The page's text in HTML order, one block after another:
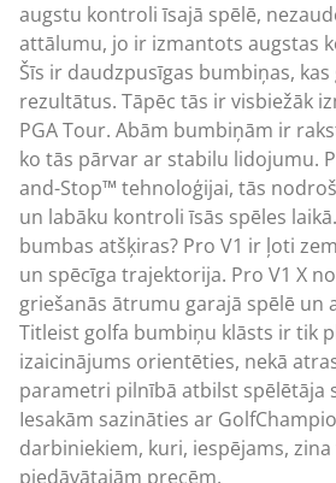
augstu kontroli īsajā spēlē,
attālumu, jo ir izmantots augstas
Šīs ir daudzpusīgas bumbiņas,
rezultātus. Tāpēc tās ir visbiežāk
PGA Tour. Abām bumbiņām ir
ko tās pārvar ar stabilu lidojumu.
and-Stop™ tehnoloģijai, tās
un labāku kontroli īsās spēles
bumbas atšķiras? Pro V1 ir ļoti
un spēcīga trajektorija. Pro V1 X
griešanās ātrumu garajā spēlē un
Titleist golfa bumbiņu klāsts ir tik
izaicinājums orientēties, nekā
parametri pilnībā atbilst spēlētāja
Iesakām sazināties ar
darbiniekiem, kuri, iespējams,
piedāvātajām precēm.